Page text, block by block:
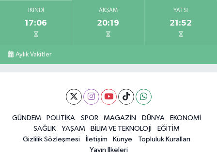
İKINDI
17:06
AKŞAM
20:19
YATSI
21:52
Aylık Vakitler
GÜNDEM POLİTİKA SPOR MAGAZİN DÜNYA
EKONOMİ
SAĞLIK
YAŞAM BİLİM VE TEKNOLOJİ
EĞİTİM
Gizlilik Sözleşmesi
İletişim Künye
Topluluk Kuralları
Yayın İlkeleri